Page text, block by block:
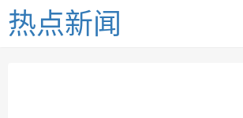
热点新闻